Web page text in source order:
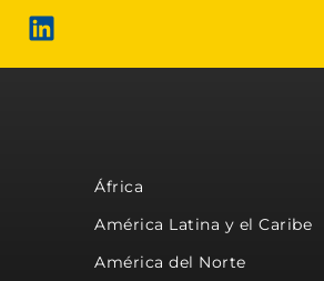
África
América Latina y el Caribe
América del Norte